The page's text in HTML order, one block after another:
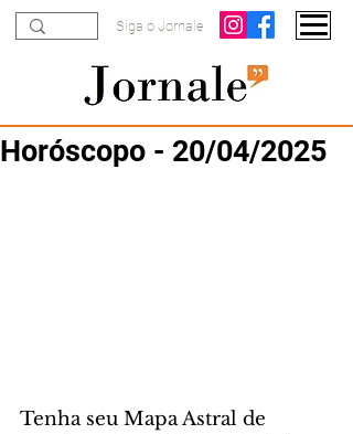
Siga o Jornale
Horóscopo - 20/04/2025
Tenha seu Mapa Astral de